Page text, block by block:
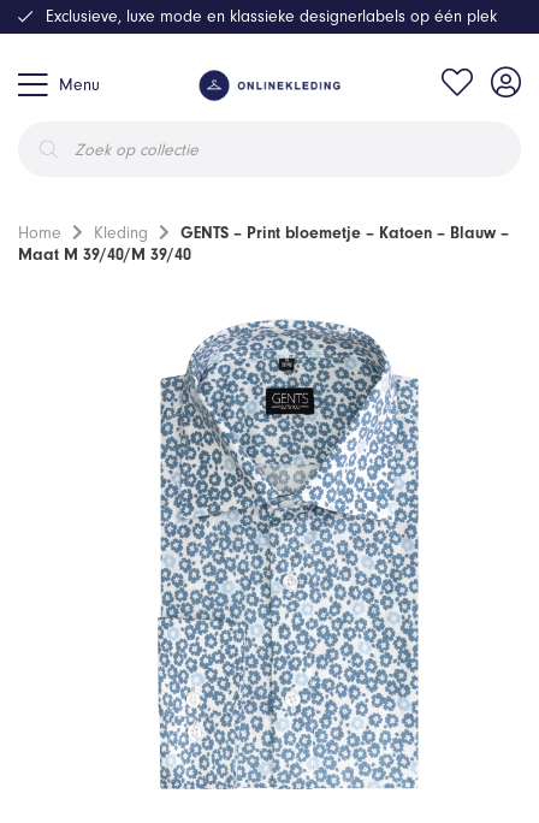
Menu
zoeken
Exclusieve, luxe mode en klassieke designerlabels op één plek
Home Kleding
GENTS – Print bloemetje – Katoen – Blauw –
Maat M 39/40/M 39/40